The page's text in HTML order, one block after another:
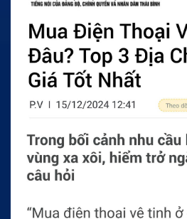
3.6V. Đây là mức điện áp phù hợp
Khi thay pin, người dùng nên kiểm
tránh sai chuẩn nguồn.
Độ bền của Model TT-BL3101
Model TT-BL3101 có kích thước
PNC370. Trọng lượng khoảng 50g,
hằng ngày.
hợp cho nhu cầu sử dụng thường